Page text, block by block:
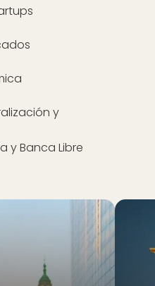
y
y Banca Libre